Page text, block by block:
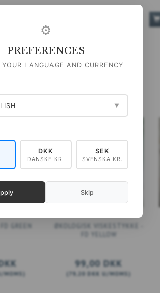
GREEN
MOMS)
ØKOLOGISK VISKESTYKKE -
FD YELLOW
99,00 DKK
( 79,20 DKK U/MOMS)
⚙
PREFERENCES
LANGUAGE AND CURRENCY
▼
DKK
DANSKE KR.
SEK
SVENSKA KR.
Skip